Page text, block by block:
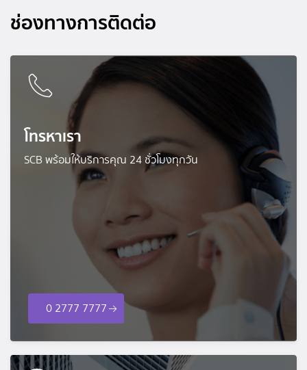
ช่องทางการติดต่อ
โทรหาเรา
SCB พร้อมให้บริการคุณ 24 ชั่วโมงทุกวัน
0 2777 7777